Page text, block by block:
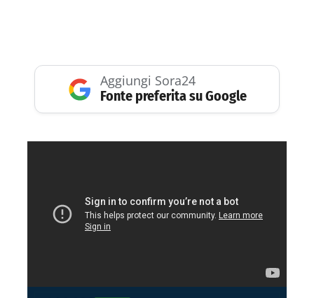
Aggiungi Sora24
Fonte preferita su Google